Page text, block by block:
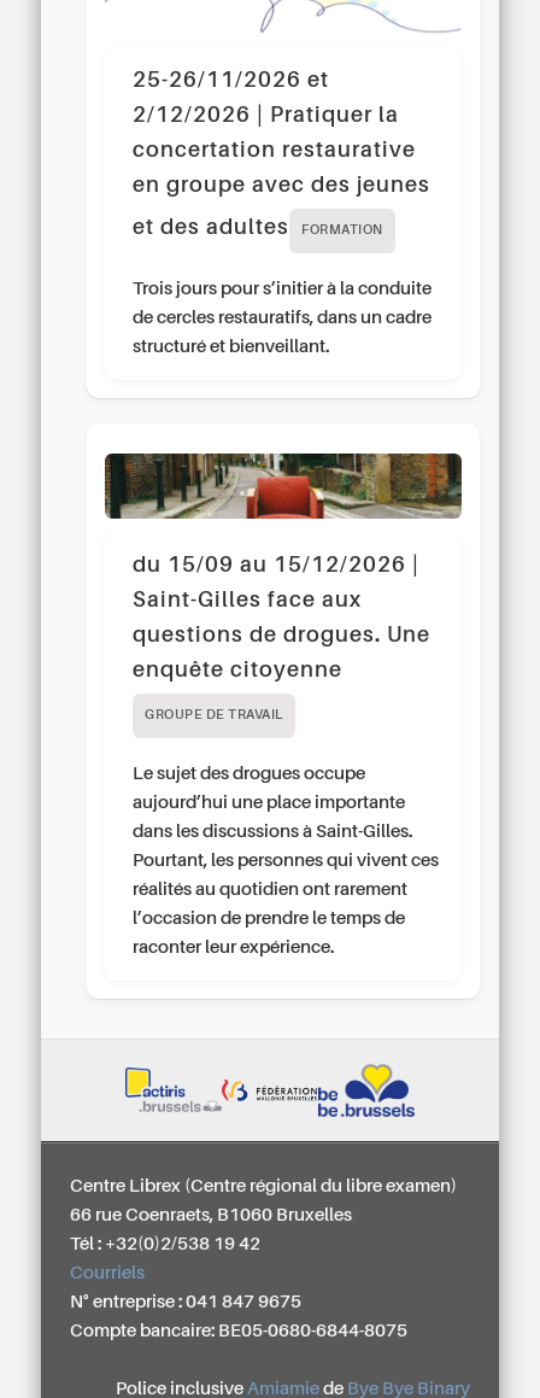
25-26/11/2026 et
2/12/2026 | Pratiquer la
concertation restaurative
en groupe avec des jeunes
et des adultes
FORMATION
Trois jours pour s’initier à la conduite
de cercles restauratifs, dans un cadre
structuré et bienveillant.
du 15/09 au 15/12/2026 |
Saint-Gilles face aux
questions de drogues. Une
enquête citoyenne
GROUPE DE TRAVAIL
Le sujet des drogues occupe
aujourd’hui une place importante
dans les discussions à Saint-Gilles.
Pourtant, les personnes qui vivent ces
réalités au quotidien ont rarement
l’occasion de prendre le temps de
raconter leur expérience.
Centre Librex (Centre régional du libre examen)
66 rue Coenraets, B1060 Bruxelles
Tél : +32(0)2/538 19 42
Courriels
N° entreprise : 041 847 9675
Compte bancaire: BE05-0680-6844-8075
Police inclusive Amiamiede Bye Bye Binary